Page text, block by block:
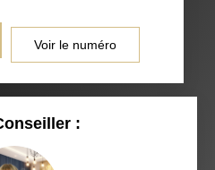
Voir le numéro
: